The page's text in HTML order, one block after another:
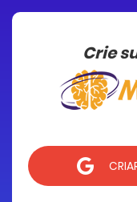
Crie